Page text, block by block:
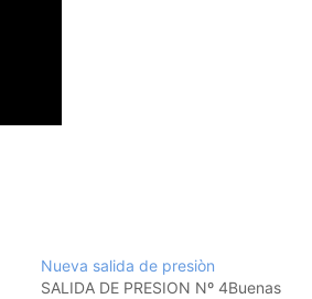
Nueva salida de presiòn
SALIDA DE PRESION Nº 4Buenas